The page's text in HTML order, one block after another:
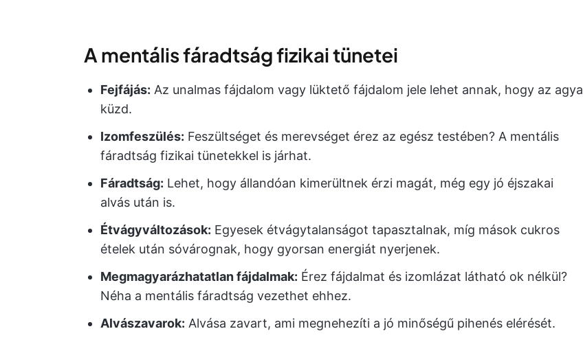
A mentális fáradtság fizikai tünetei
Fejfájás: Az unalmas fájdalom vagy lüktető fájdalom jele lehet annak, hogy az agya
küzd.
Izomfeszülés: Feszültséget és merevséget érez az egész testében? A mentális
fáradtság fizikai tünetekkel is járhat.
Fáradtság: Lehet, hogy állandóan kimerültnek érzi magát, még egy jó éjszakai
alvás után is.
Étvágyváltozások: Egyesek étvágytalanságot tapasztalnak, míg mások cukros
ételek után sóvárognak, hogy gyorsan energiát nyerjenek.
Megmagyarázhatatlan fájdalmak: Érez fájdalmat és izomlázat látható ok nélkül?
Néha a mentális fáradtság vezethet ehhez.
Alvászavarok: Alvása zavart, ami megnehezíti a jó minőségű pihenés elérését.